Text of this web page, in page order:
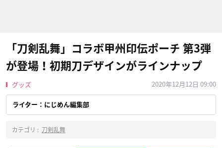
「刀剣乱舞」コラボ甲州印伝ポーチ 第3弾
が登場！初期刀デザインがラインナップ
グッズ 2020年12月12日 09:00
ライター：にじめん編集部
カテゴリ : 刀剣乱舞